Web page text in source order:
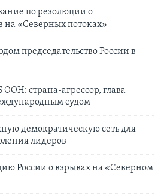
по резолюции о
на «Северных потоках»
председательство России в
страна-агрессор, глава
судом
демократическую сеть для
лидеров
России о взрывах на «Северном